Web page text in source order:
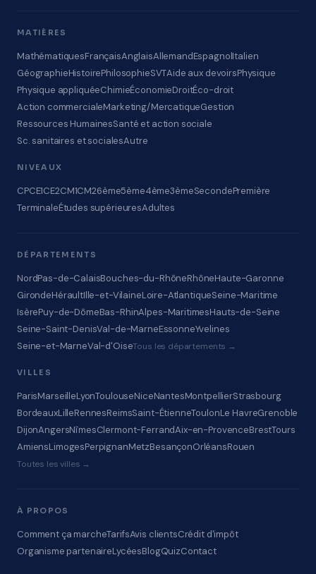
MATIÈRES
MathématiquesFrançaisAnglaisAllemandEspagnolItalien
GéographieHistoirePhilosophieSVTAide aux devoirsPhysique
Physique appliquéeChimieÉconomieDroitÉco-droit
Action commercialeMarketing/MercatiqueGestion
Ressources HumainesSanté et action sociale
Sc. sanitaires et socialesAutre
NIVEAUX
CPCE1CE2CM1CM26ème5ème4ème3èmeSecondePremière
TerminaleÉtudes supérieuresAdultes
DÉPARTEMENTS
NordPas-de-CalaisBouches-du-RhôneRhôneHaute-Garonne
GirondeHéraultIlle-et-VilaineLoire-AtlantiqueSeine-Maritime
IsèrePuy-de-DômeBas-RhinAlpes-MaritimesHauts-de-Seine
Seine-Saint-DenisVal-de-MarneEssonneYvelines
Seine-et-MarneVal-d'OiseTous les départements →
VILLES
ParisMarseilleLyonToulouseNiceNantesMontpellierStrasbourg
BordeauxLilleRennesReimsSaint-ÉtienneToulonLe HavreGrenoble
DijonAngersNîmesClermont-FerrandAix-en-ProvenceBrestTours
AmiensLimogesPerpignanMetzBesançonOrléansRouen
Toutes les villes →
À PROPOS
Comment ça marcheTarifsAvis clientsCrédit d'impôt
Organisme partenaireLycéesBlogQuizContact